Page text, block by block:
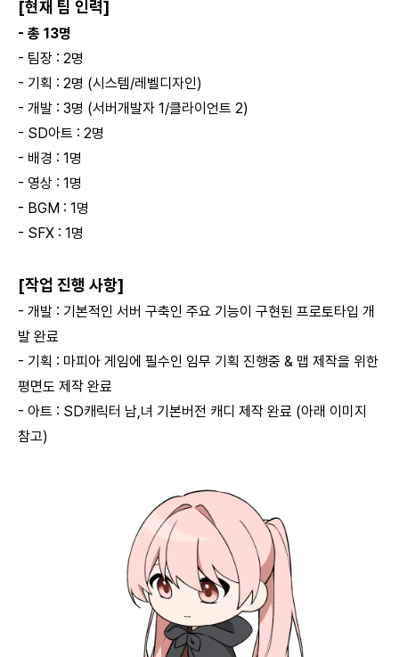
[현재 팀 인력]
- 총 13명
- 팀장 : 2명
- 기획 : 2명 (시스템/레벨디자인)
- 개발 : 3명 (서버개발자 1/클라이언트 2)
- SD아트 : 2명
- 배경 : 1명
- 영상 : 1명
- BGM : 1명
- SFX : 1명
[작업 진행 사항]
- 개발 : 기본적인 서버 구축인 주요 기능이 구현된 프로토타입 개
발 완료
- 기획 : 마피아 게임에 필수인 임무 기획 진행중 & 맵 제작을 위한
평면도 제작 완료
- 아트 : SD캐릭터 남,녀 기본버전 캐디 제작 완료 (아래 이미지
참고)